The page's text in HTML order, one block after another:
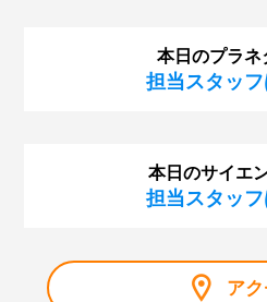
第122回 プラネタリウム「
第120回 幼児のための企画
第118回 企画展「大阪市立
本日のプラネ
担当スタッ
本日のサイエ
担当スタッ
ア